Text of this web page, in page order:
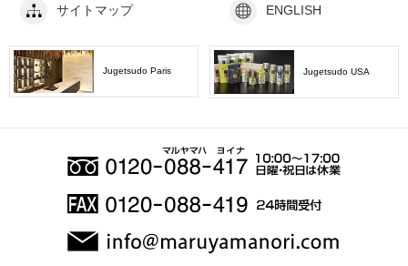
サイトマップ ENGLISH
Jugetsudo Paris Jugetsudo USA